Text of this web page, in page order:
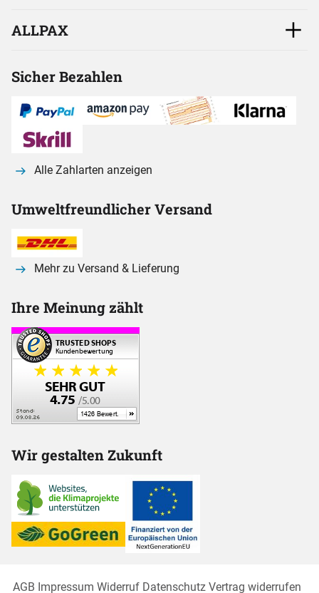
ALLPAX
Sicher Bezahlen
Alle Zahlarten anzeigen
Umweltfreundlicher Versand
Mehr zu Versand & Lieferung
Ihre Meinung zählt
Wir gestalten Zukunft
AGB Impressum Widerruf Datenschutz Vertrag widerrufen